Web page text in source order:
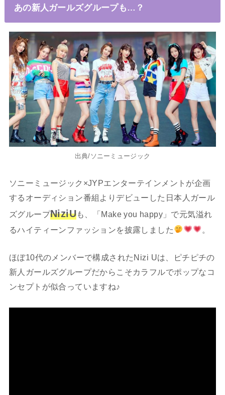
あの新人ガールズグループも…？
出典/ソニーミュージック
ソニーミュージック×JYPエンターテインメントが企画
するオーディション番組よりデビューした日本人ガール
ズグループNiziUも、「Make you happy」で元気溢れ
るハイティーンファッションを披露しました
。
ほぼ10代のメンバーで構成されたNizi Uは、ピチピチの
新人ガールズグループだからこそカラフルでポップなコ
ンセプトが似合っていますね♪